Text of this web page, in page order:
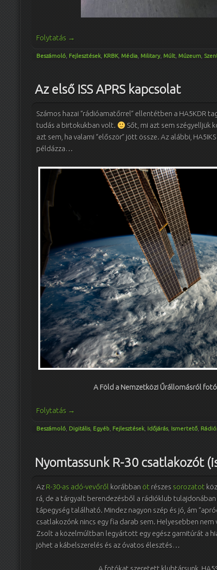
Folytatás →
Beszámoló Fejlesztések KRBK, Média Military Múlt Múzeum
Az első ISS APRS kapcsolat
Számos hazai “rádióamatőrrel” ellentétben a HA5KDR
tudás a birtokukban volt.
Sőt, mi azt sem szégyelljük
azt sem, ha valami “először” jött össze. Az alábbi,
példázza…
A Föld a Nemzetközi Űrállomásról
Folytatás →
Beszámoló Digitális, Egyéb Fejlesztések Időjárás, Ismertető
Nyomtassunk R-30 csatlakozót
Az R-30-as adó-vevőről korábban öt részes sorozatot
rá, de a tárgyalt berendezésből a rádióklub
tápegység található. Mindez nagyon szép és jó, ám
csatlakozónk nincs egy fia darab sem. Helyesebben
Zsolt a közelmúltban legyártott egy egész garnitúrát a
jöhet a kábelszerelés és az óvatos élesztés…
A fotókat szeretett klubtársunk,